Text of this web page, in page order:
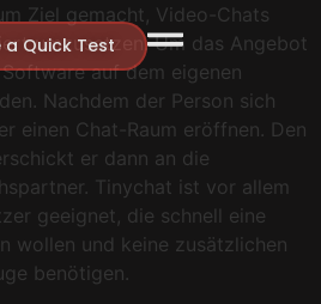
a Quick Test
Ziel gemacht, Video-Chats
umzusetzen. Um das Angebot
auf dem eigenen
Nachdem der Person sich
einen Chat-Raum eröffnen. Den
er dann an die
Tinychat ist vor allem
geeignet, die schnell eine
wollen und keine zusätzlichen
benötigen.